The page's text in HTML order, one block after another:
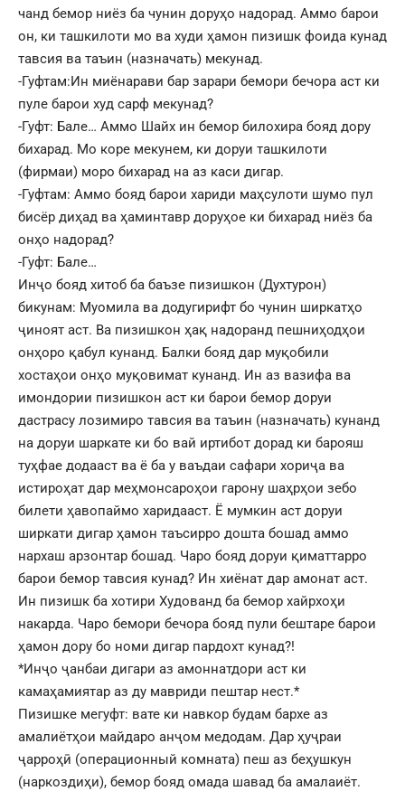
чанд бемор ниёз ба чунин доруҳо надорад. Аммо барои
он, ки ташкилоти мо ва худи ҳамон пизишк фоида кунад
тавсия ва таъин (назначать) мекунад.
-Гуфтам:Ин миёнарави бар зарари бемори бечора аст ки
пуле барои худ сарф мекунад?
-Гуфт: Бале… Аммо Шайх ин бемор билохира бояд дору
бихарад. Мо коре мекунем, ки доруи ташкилоти
(фирмаи) моро бихарад на аз каси дигар.
-Гуфтам: Аммо бояд барои хариди маҳсулоти шумо пул
бисёр диҳад ва ҳаминтавр доруҳое ки бихарад ниёз ба
онҳо надорад?
-Гуфт: Бале…
Инҷо бояд хитоб ба баъзе пизишкон (Духтурон)
бикунам: Муомила ва додугирифт бо чунин ширкатҳо
ҷиноят аст. Ва пизишкон ҳақ надоранд пешниҳодҳои
онҳоро қабул кунанд. Балки бояд дар муқобили
хостаҳои онҳо муқовимат кунанд. Ин аз вазифа ва
имондории пизишкон аст ки барои бемор доруи
дастрасу лозимиро тавсия ва таъин (назначать) кунанд
на доруи шаркате ки бо вай иртибот дорад ки барояш
туҳфае додааст ва ё ба у ваъдаи сафари хориҷа ва
истироҳат дар меҳмонсароҳои гарону шаҳрҳои зебо
билети ҳавопаймо харидааст. Ё мумкин аст доруи
ширкати дигар ҳамон таъсирро дошта бошад аммо
нархаш арзонтар бошад. Чаро бояд доруи қиматтарро
барои бемор тавсия кунад? Ин хиёнат дар амонат аст.
Ин пизишк ба хотири Худованд ба бемор хайрхоҳи
накарда. Чаро бемори бечора бояд пули бештаре барои
ҳамон дору бо номи дигар пардохт кунад?!
*Инҷо ҷанбаи дигари аз амоннатдори аст ки
камаҳамиятар аз ду мавриди пештар нест.*
Пизишке мегуфт: вате ки навкор будам бархе аз
амалиётҳои майдаро анҷом медодам. Дар ҳуҷраи
ҷарроҳӣ (операционный комната) пеш аз беҳушкун
(наркоздиҳи), бемор бояд омада шавад ба амалаиёт.